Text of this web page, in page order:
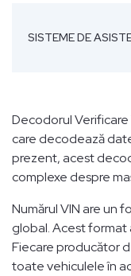
SISTEME DE
Decodorul Verificare
care decodează
prezent, acest
complexe despre
Numărul VIN are un
global. Acest format
Fiecare producător
toate vehiculele în